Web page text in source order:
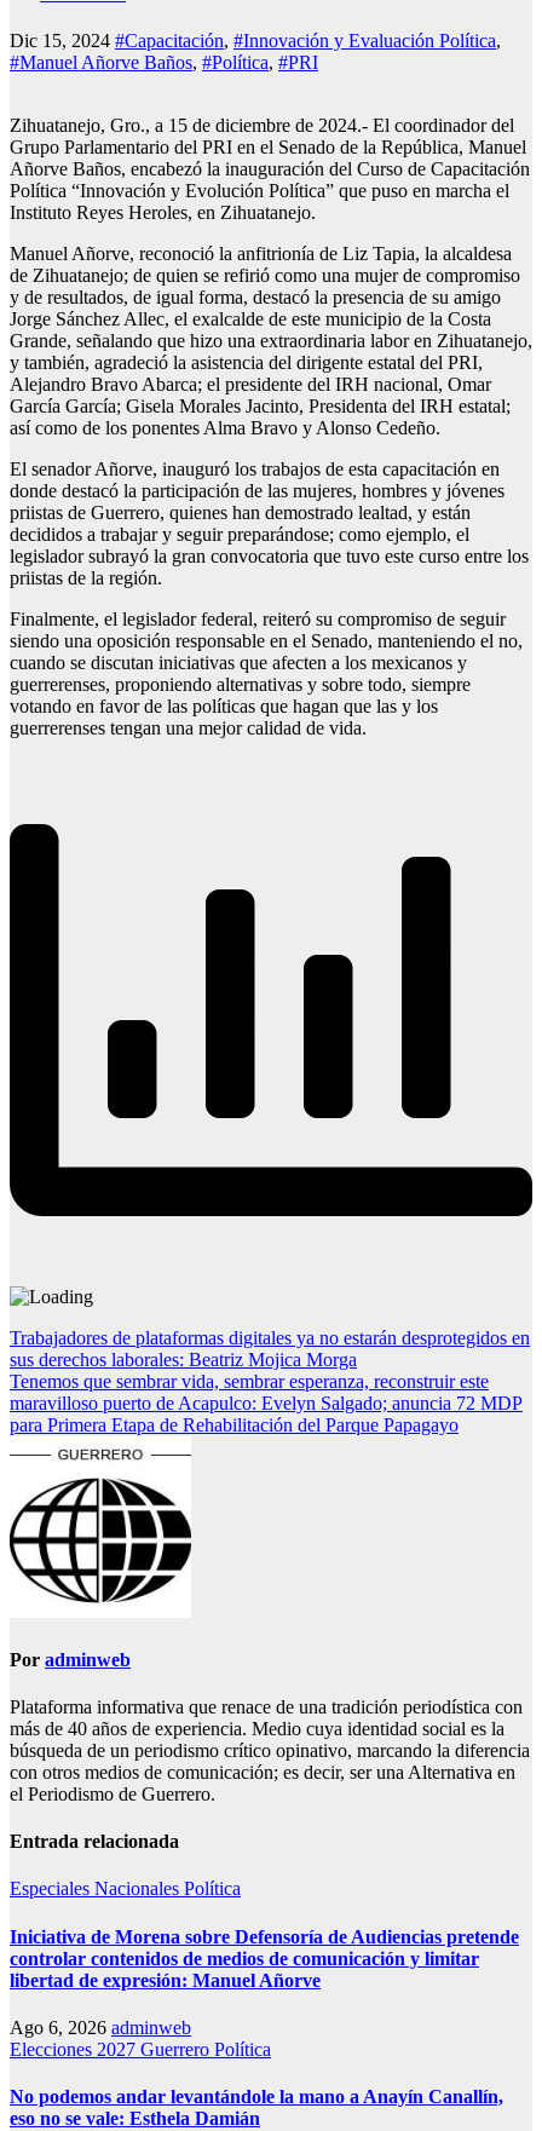
Dic 15, 2024 #Capacitación, #Innovación y Evaluación Política,
#Manuel Añorve Baños, #Política, #PRI
Zihuatanejo, Gro., a 15 de diciembre de 2024.- El coordinador del
Grupo Parlamentario del PRI en el Senado de la República, Manuel
Añorve Baños, encabezó la inauguración del Curso de Capacitación
Política “Innovación y Evolución Política” que puso en marcha el
Instituto Reyes Heroles, en Zihuatanejo.
Manuel Añorve, reconoció la anfitrionía de Liz Tapia, la alcaldesa
de Zihuatanejo; de quien se refirió como una mujer de compromiso
y de resultados, de igual forma, destacó la presencia de su amigo
Jorge Sánchez Allec, el exalcalde de este municipio de la Costa
Grande, señalando que hizo una extraordinaria labor en Zihuatanejo,
y también, agradeció la asistencia del dirigente estatal del PRI,
Alejandro Bravo Abarca; el presidente del IRH nacional, Omar
García García; Gisela Morales Jacinto, Presidenta del IRH estatal;
así como de los ponentes Alma Bravo y Alonso Cedeño.
El senador Añorve, inauguró los trabajos de esta capacitación en
donde destacó la participación de las mujeres, hombres y jóvenes
priistas de Guerrero, quienes han demostrado lealtad, y están
decididos a trabajar y seguir preparándose; como ejemplo, el
legislador subrayó la gran convocatoria que tuvo este curso entre los
priistas de la región.
Finalmente, el legislador federal, reiteró su compromiso de seguir
siendo una oposición responsable en el Senado, manteniendo el no,
cuando se discutan iniciativas que afecten a los mexicanos y
guerrerenses, proponiendo alternativas y sobre todo, siempre
votando en favor de las políticas que hagan que las y los
guerrerenses tengan una mejor calidad de vida.
Navegación
de
entradas
Trabajadores de plataformas digitales ya no estarán desprotegidos en
sus derechos laborales: Beatriz Mojica Morga
Tenemos que sembrar vida, sembrar esperanza, reconstruir este
maravilloso puerto de Acapulco: Evelyn Salgado; anuncia 72 MDP
para Primera Etapa de Rehabilitación del Parque Papagayo
Por adminweb
Plataforma informativa que renace de una tradición periodística con
más de 40 años de experiencia. Medio cuya identidad social es la
búsqueda de un periodismo crítico opinativo, marcando la diferencia
con otros medios de comunicación; es decir, ser una Alternativa en
el Periodismo de Guerrero.
Entrada relacionada
Especiales Nacionales Política
Iniciativa de Morena sobre Defensoría de Audiencias pretende
controlar contenidos de medios de comunicación y limitar
libertad de expresión: Manuel Añorve
Ago 6, 2026 adminweb
Elecciones 2027 Guerrero Política
No podemos andar levantándole la mano a Anayín Canallín,
eso no se vale: Esthela Damián